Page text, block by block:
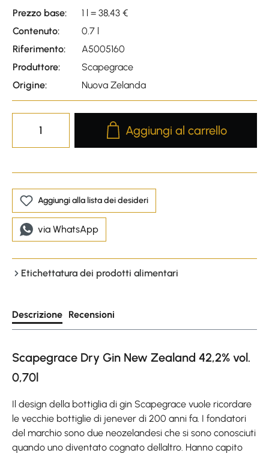
Prezzo base:
1 l = 38,43 €
Contenuto:
0.7 l
Riferimento:
A5005160
Produttore:
Scapegrace
Origine:
Nuova Zelanda
Product Quantity: Enter the
Aggiungi al carrello
Aggiungi alla lista dei desideri
via WhatsApp
Etichettatura dei prodotti alimentari
Descrizione Recensioni
Scapegrace Dry Gin New Zealand 42,2% vol.
0,70l
Il design della bottiglia di gin Scapegrace vuole ricordare
le vecchie bottiglie di jenever di 200 anni fa. I fondatori
del marchio sono due neozelandesi che si sono conosciuti
quando uno diventato cognato dellaltro. Hanno capito